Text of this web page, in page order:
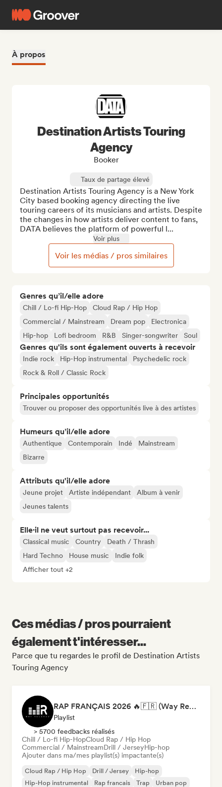
À propos
Genres qu’il/elle adore
Chill / Lo-fi Hip-Hop
Cloud Rap / Hip Hop
Commercial / Mainstream
Dream pop
Electronica
Hip-hop
Lofi bedroom R&B Singer-songwriter Soul
Genres qu'ils sont également ouverts à recevoir
Indie rock Hip-Hop instrumental
Psychedelic rock
Rock & Roll / Classic Rock
Principales opportunités
Trouver ou proposer des opportunités live à des artistes
Humeurs qu’il/elle adore
Authentique Contemporain Indé
Mainstream
Bizarre
Attributs qu'il/elle adore
Jeune projet Artiste indépendant
Album à venir
Jeunes talents
Elle·il ne veut surtout pas recevoir...
Classical music Country
Death / Thrash
Hard Techno
House music
Indie folk
Afficher tout +2
Destination Artists Touring
Agency
Booker
Taux de partage élevé
Destination Artists Touring Agency is a New York
City based booking agency directing the live
touring careers of its musicians and artists. Despite
the changes in how artists deliver content to fans,
DATA believes the platform of powerful l...
Voir plus
Voir les médias / pros similaires
Ces médias / pros pourraient
également t'intéresser...
Parce que tu regardes le profil de Destination Artists
Touring Agency
RAP FRANÇAIS 2026 🔥🇫🇷 (Way Records)
Playlist
> 5700 feedbacks réalisés
Chill / Lo-fi Hip-HopCloud Rap / Hip Hop
Commercial / MainstreamDrill / JerseyHip-hop
Ajouter dans ma/mes playlist(s) impactante(s)
Cloud Rap / Hip Hop Drill / Jersey
Hip-hop
Hip-Hop instrumental
Rap francais Trap
Urban pop